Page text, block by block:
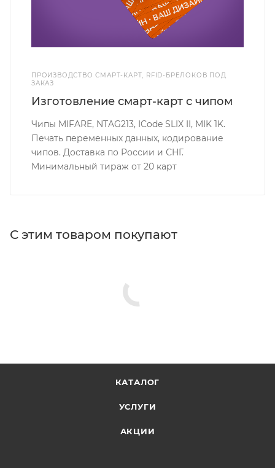
ПРОИЗВОДСТВО СМАРТ-КАРТ, RFID-БРЕЛОКОВ ПОД
ЗАКАЗ
Изготовление смарт-карт с чипом
Чипы MIFARE, NTAG213, ICode SLIX II, MIK 1K.
Печать переменных данных, кодирование
чипов. Доставка по России и СНГ.
Минимальный тираж от 20 карт
С этим товаром покупают
КАТАЛОГ
УСЛУГИ
АКЦИИ